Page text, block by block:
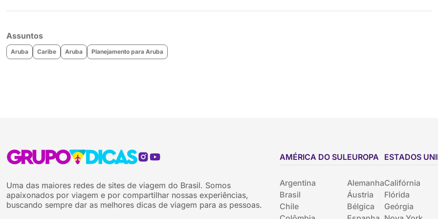
Assuntos
Aruba Caribe Aruba Planejamento para Aruba
Uma das maiores redes de sites de viagem do Brasil. Somos
apaixonados por viagem e por compartilhar nossas experiências,
buscando sempre dar as melhores dicas de viagem para as pessoas.
AMÉRICA DO SUL
Argentina
Brasil
Chile
EUROPA
Alemanha
Áustria
Bélgica
ESTADOS
Califórnia
Flórida
Geórgia